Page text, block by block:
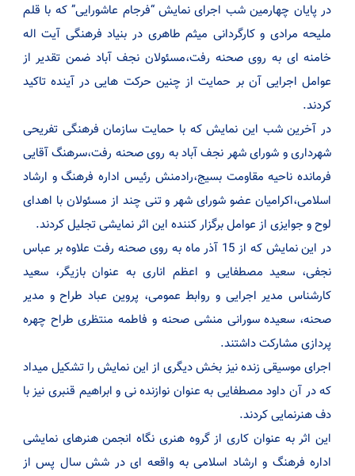
در پایان چهارمین شب اجرای نمایش “فرجام عاشورایی” که با قلم
ملیحه مرادی و کارگردانی میثم طاهری در بنیاد فرهنگی آیت اله
خامنه ای به روی صحنه رفت،مسئولان نجف آباد ضمن تقدیر از
عوامل اجرایی آن بر حمایت از چنین حرکت هایی در آینده تاکید
کردند.
در آخرین شب این نمایش که با حمایت سازمان فرهنگی تفریحی
شهرداری و شورای شهر نجف آباد به روی صحنه رفت،سرهنگ آقایی
فرمانده ناحیه مقاومت بسیج،رادمنش رئیس اداره فرهنگ و ارشاد
اسلامی،اکرامیان عضو شورای شهر و تنی چند از مسئولان با اهدای
لوح و جوایزی از عوامل برگزار کننده این اثر نمایشی تجلیل کردند.
در این نمایش که از 15 آذر ماه به روی صحنه رفت علاوه بر عباس
نجفی، سعید مصطفایی و اعظم اناری به عنوان بازیگر، سعید
کارشناس مدیر اجرایی و روابط عمومی، پروین عباد طراح و مدیر
صحنه، سعیده سورانی منشی صحنه و فاطمه منتظری طراح چهره
پردازی مشارکت داشتند.
اجرای موسیقی زنده نیز بخش دیگری از این نمایش را تشکیل میداد
که در آن داود مصطفایی به عنوان نوازنده نی و ابراهیم قنبری نیز با
دف هنرنمایی کردند.
این اثر به عنوان کاری از گروه هنری نگاه انجمن هنرهای نمایشی
اداره فرهنگ و ارشاد اسلامی به واقعه ای در شش سال پس از